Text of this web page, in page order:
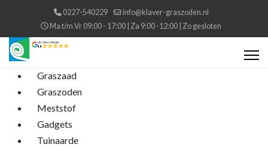
0227-540229
info@klaver-graszoden.nl
Ma t/m Vr 09:00 - 17:00 | Za 9:00 -12:00 | Zo gesloten
Graszaad
Graszoden
Meststof
Gadgets
Tuinaarde